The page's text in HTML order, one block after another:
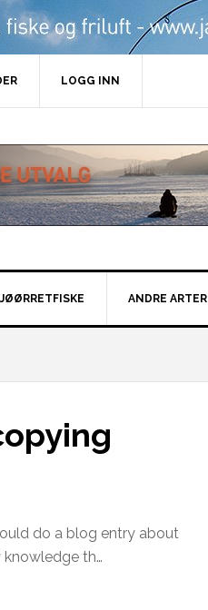
LOGG INN
ANDRE ARTER
do a blog entry about
th…